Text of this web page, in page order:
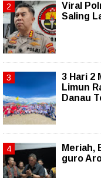
Viral
Saling
3 Hari 2
Limun
Danau
Meriah,
guro